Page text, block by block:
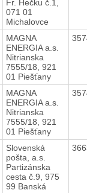
Fr. Hečku č.1,
071 01
Michalovce
MAGNA
ENERGIA a.s.
Nitrianska
7555/18, 921
01 Piešťany
MAGNA
ENERGIA a.s.
Nitrianska
7555/18, 921
01 Piešťany
Slovenská
pošta, a.s.
Partizánska
cesta č.9, 975
99 Banská